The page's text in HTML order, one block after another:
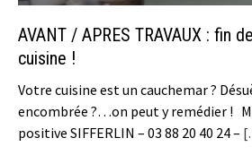
AVANT / APRES TRAVAUX : fin
cuisine !
Votre cuisine est un cauchemar ?
encombrée ?…on peut y remédier !
positive SIFFERLIN – 03 88 20 40 24 –